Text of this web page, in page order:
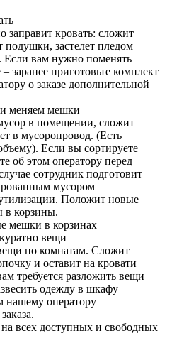
заправит кровать: сложит
подушки, застелет пледом
вам нужно поменять
– заранее приготовьте комплект
о заказе дополнительной
меняем мешки
в помещении, сложит
в мусоропровод. (Есть
Если вы сортируете
об этом оператору перед
сотрудник подготовит
мусором
Положит новые
в корзины.
мешки в корзинах
вещи
по комнатам. Сложит
и оставит на кровати
требуется разложить вещи
одежду в шкафу –
нашему оператору
всех доступных и свободных